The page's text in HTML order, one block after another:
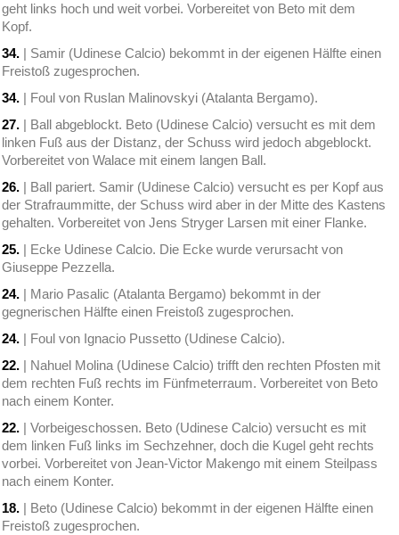
geht links hoch und weit vorbei. Vorbereitet von Beto mit dem
Kopf.
34. | Samir (Udinese Calcio) bekommt in der eigenen Hälfte einen
Freistoß zugesprochen.
34. | Foul von Ruslan Malinovskyi (Atalanta Bergamo).
27. | Ball abgeblockt. Beto (Udinese Calcio) versucht es mit dem
linken Fuß aus der Distanz, der Schuss wird jedoch abgeblockt.
Vorbereitet von Walace mit einem langen Ball.
26. | Ball pariert. Samir (Udinese Calcio) versucht es per Kopf aus
der Strafraummitte, der Schuss wird aber in der Mitte des Kastens
gehalten. Vorbereitet von Jens Stryger Larsen mit einer Flanke.
25. | Ecke Udinese Calcio. Die Ecke wurde verursacht von
Giuseppe Pezzella.
24. | Mario Pasalic (Atalanta Bergamo) bekommt in der
gegnerischen Hälfte einen Freistoß zugesprochen.
24. | Foul von Ignacio Pussetto (Udinese Calcio).
22. | Nahuel Molina (Udinese Calcio) trifft den rechten Pfosten mit
dem rechten Fuß rechts im Fünfmeterraum. Vorbereitet von Beto
nach einem Konter.
22. | Vorbeigeschossen. Beto (Udinese Calcio) versucht es mit
dem linken Fuß links im Sechzehner, doch die Kugel geht rechts
vorbei. Vorbereitet von Jean-Victor Makengo mit einem Steilpass
nach einem Konter.
18. | Beto (Udinese Calcio) bekommt in der eigenen Hälfte einen
Freistoß zugesprochen.